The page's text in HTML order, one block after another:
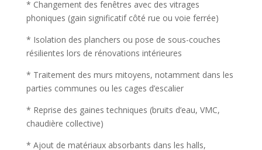
* Changement des fenêtres avec des vitrages
phoniques (gain significatif côté rue ou voie ferrée)
* Isolation des planchers ou pose de sous-couches
résilientes lors de rénovations intérieures
* Traitement des murs mitoyens, notamment dans les
parties communes ou les cages d’escalier
* Reprise des gaines techniques (bruits d’eau, VMC,
chaudière collective)
* Ajout de matériaux absorbants dans les halls,